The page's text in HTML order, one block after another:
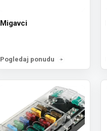
Migavci
Pogledaj ponudu